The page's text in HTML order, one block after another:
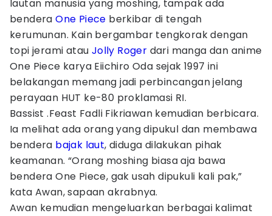
lautan manusia yang moshing, tampak ada
benderaOne Piece berkibar di tengah
kerumunan. Kain bergambar tengkorak dengan
topi jerami atau Jolly Roger dari manga dan anime
One Piece karya Eiichiro Oda sejak 1997 ini
belakangan memang jadi perbincangan jelang
perayaan HUT ke-80 proklamasi RI.
Bassist .Feast Fadli Fikriawan kemudian berbicara.
Ia melihat ada orang yang dipukul dan membawa
bendera bajak laut, diduga dilakukan pihak
keamanan. “Orang moshing biasa aja bawa
bendera One Piece, gak usah dipukuli kali pak,”
kata Awan, sapaan akrabnya.
Awan kemudian mengeluarkan berbagai kalimat